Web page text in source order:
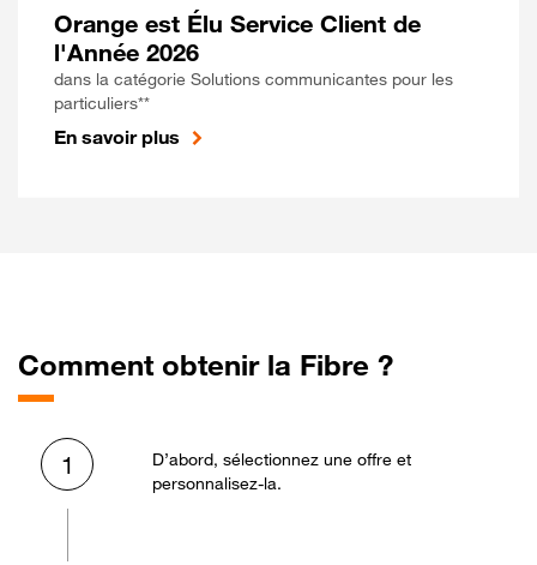
Orange est Élu Service Client de
l'Année 2026
dans la catégorie Solutions communicantes pour les
particuliers**
En savoir plus
Comment obtenir la Fibre ?
1
D’abord, sélectionnez une offre et
personnalisez-la.